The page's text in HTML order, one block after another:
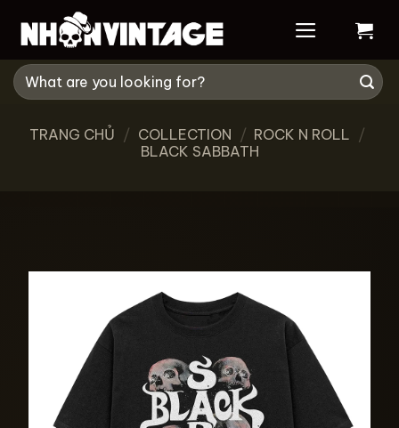
Tìm
kiếm:
TRANG CHỦ / COLLECTION / ROCK N ROLL /
BLACK SABBATH